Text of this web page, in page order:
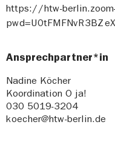
https://htw-
Ansprechpartner*in
Nadine Köcher
Koordination O ja!
030 5019-3204
koecher@htw-berlin.de